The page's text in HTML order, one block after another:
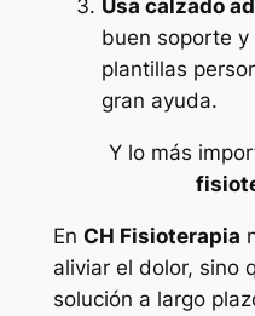
Usa calzado
buen soporte
plantillas
gran ayuda.
Y lo más
En CH Fisioterapia
aliviar el dolor, sino
solución a largo